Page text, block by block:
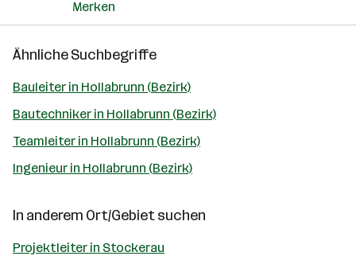
Merken
Ähnliche Suchbegriffe
Bauleiter in Hollabrunn (Bezirk)
Bautechniker in Hollabrunn (Bezirk)
Teamleiter in Hollabrunn (Bezirk)
Ingenieur in Hollabrunn (Bezirk)
In anderem Ort/Gebiet suchen
Projektleiter in Stockerau